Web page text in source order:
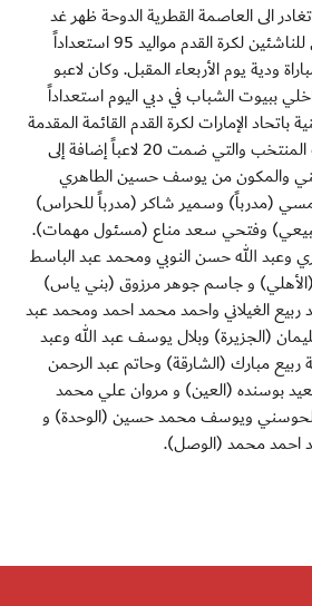
26 ديسمبر 2011: تغادر الى العاصمة القطرية الدوحة ظهر غد
الثلاثاء بعثة منتخبنا الوطني للناشئين لكرة القدم مواليد 95 استعداداً
ودية يوم الأربعاء المقبل. وكان لاعبو
ببيوت الشباب في دبي اليوم استعداداً
باتحاد الإمارات لكرة القدم القائمة المقدمة
من خليفة الشامسي مدرب المنتخب والتي ضمت 20 لاعباً إضافة إلى
والمكون من يوسف حسين الطاهري
(مدرباً) وسمير شاكر (مدرباً للحراس)
وفتحي سعد مناع (مسئول مهمات).
وعبد الله حسن النوبي ومحمد عبد الباسط
و جاسم جوهر مرزوق (بني ياس)
الغيلاني واحمد محمد احمد ومحمد عبد
(الجزيرة) وبلال يوسف عبد الله وعبد
مبارك (الشارقة) وحاتم عبد الرحمن
بوسنده (العين) و مروان علي محمد
ويوسف محمد حسين (الوحدة) و
محمد (الوصل).